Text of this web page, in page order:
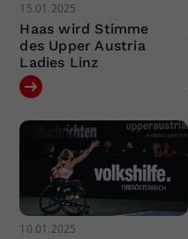
15.01.2025
Haas wird Stimme
des Upper Austria
Ladies Linz
10.01.2025